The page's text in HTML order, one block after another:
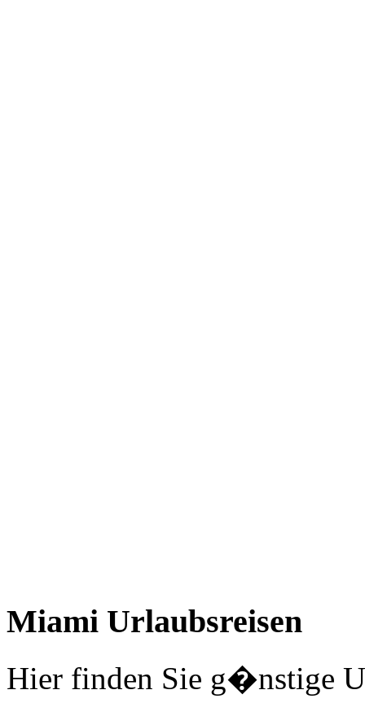
Miami Urlaubsreisen
Hier finden Sie g�nstige